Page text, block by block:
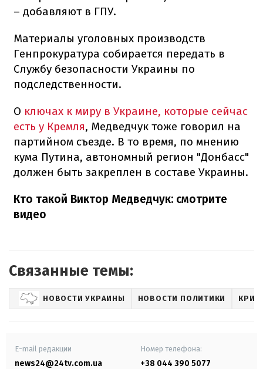
– добавляют в ГПУ.
Материалы уголовных производств
Генпрокуратура собирается передать в
Службу безопасности Украины по
подследственности.
О ключах к миру в Украине, которые сейчас
есть у Кремля, Медведчук тоже говорил на
партийном съезде. В то время, по мнению
кума Путина, автономный регион "Донбасс"
должен быть закреплен в составе Украины.
Кто такой Виктор Медведчук: смотрите
видео
Связанные темы:
НОВОСТИ УКРАИНЫ НОВОСТИ ПОЛИТИКИ
E-mail редакции
news24@24tv.com.ua
Номер телефона:
+38 044 390 5077